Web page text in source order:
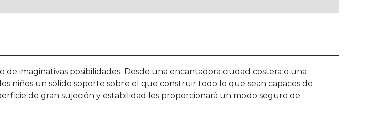
imaginativas posibilidades. Desde una encantadora ciudad costera o una
niños un sólido soporte sobre el que construir todo lo que sean capaces de
de gran sujeción y estabilidad les proporcionará un modo seguro de